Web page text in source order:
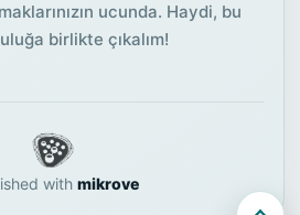
ucunda. Haydi, bu
birlikte çıkalım!
with mikrove